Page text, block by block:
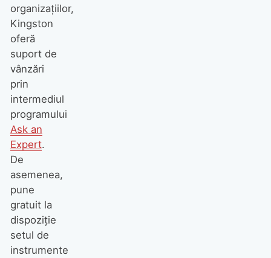
organizațiilor,
Kingston
oferă
suport de
vânzări
prin
intermediul
programului
Ask an
Expert.
De
asemenea,
pune
gratuit la
dispoziție
setul de
instrumente